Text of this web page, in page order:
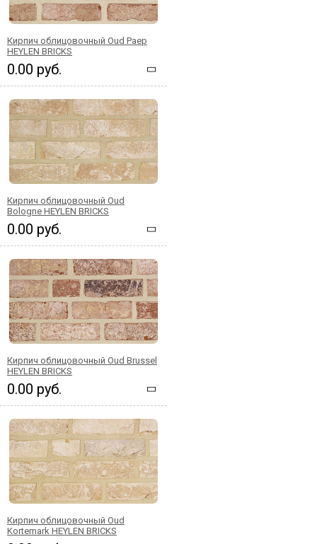
Кирпич облицовочный Oud Paep
HEYLEN BRICKS
0.00 руб.
Кирпич облицовочный Oud
Bologne HEYLEN BRICKS
0.00 руб.
Кирпич облицовочный Oud Brussel
HEYLEN BRICKS
0.00 руб.
Кирпич облицовочный Oud
Kortemark HEYLEN BRICKS